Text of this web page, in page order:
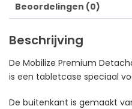
Beoordelingen (0)
Beschrijving
De Mobilize Premium
is een tabletcase speciaal
De buitenkant is gemaakt